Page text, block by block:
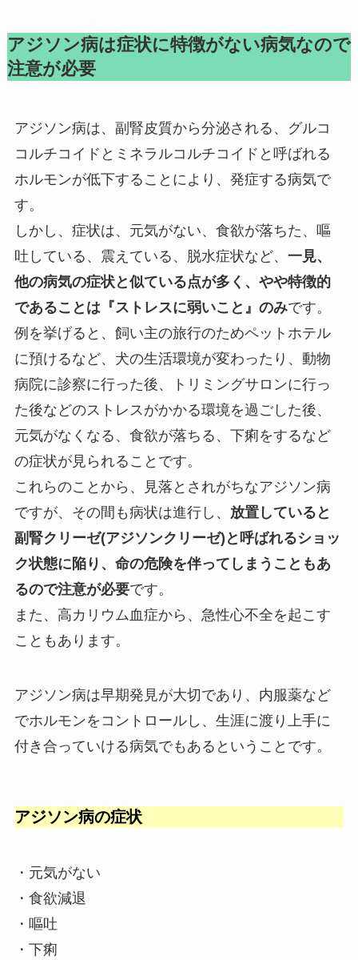
アジソン病は症状に特徴がない病気なので
注意が必要
アジソン病は、副腎皮質から分泌される、グルコ
コルチコイドとミネラルコルチコイドと呼ばれる
ホルモンが低下することにより、発症する病気で
す。
しかし、症状は、元気がない、食欲が落ちた、嘔
吐している、震えている、脱水症状など、 一見、
他の病気の症状と似ている点が多く、やや特徴的
であることは『ストレスに弱いこと』のみです。
例を挙げると、飼い主の旅行のためペットホテル
に預けるなど、犬の生活環境が変わったり、動物
病院に診察に行った後、トリミングサロンに行っ
た後などのストレスがかかる環境を過ごした後、
元気がなくなる、食欲が落ちる、下痢をするなど
の症状が見られることです。
これらのことから、見落とされがちなアジソン病
ですが、その間も病状は進行し、 放置していると
副腎クリーゼ(アジソンクリーゼ)と呼ばれるショッ
ク状態に陥り、命の危険を伴ってしまうこともあ
るので注意が必要です。
また、高カリウム血症から、急性心不全を起こす
こともあります。
アジソン病は早期発見が大切であり、内服薬など
でホルモンをコントロールし、生涯に渡り上手に
付き合っていける病気でもあるということです。
アジソン病の症状
・元気がない
・食欲減退
・嘔吐
・下痢